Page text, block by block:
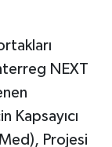
NEXT
Kapsayıcı
Projesi